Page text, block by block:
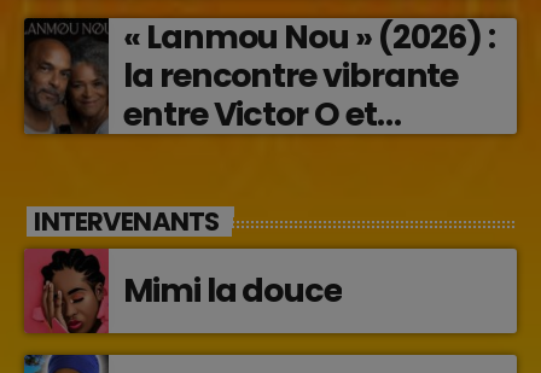
« Lanmou Nou » (2026) :
la rencontre vibrante
entre Victor O et
INTERVENANTS
Mimi la douce